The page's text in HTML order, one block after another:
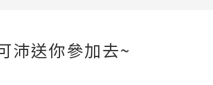
沛送你參加去~